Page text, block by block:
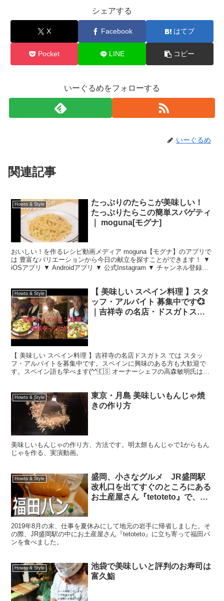
シェアする
X Facebook はてブ
Pocket LINE コピー
いーぐるめをフォローする
いーぐるめ
関連記事
Howto & Style
たっぷりのたらこが美味しい！
たっぷりたらこの簡単スパゲティ
｜ moguna[モグナ]
おいしい！を作るレシピ動画メディア moguna【モグナ】のアプリで
は 豊富なバリエーションから今日の献立を探すことができます！ ▼
iOSアプリ ▼ Androidアプリ ▼ 公式Instagram ▼ チャンネル登録は
Howto & Style
【 美味しい スペイン料理 】スタ
ッフ・アルバイト 募集中です💞
｜吉祥寺 の名店・ドスガトス｜
【 美味しい スペイン料理 】吉祥寺の名店ドスガトス では スタッ
フ・アルバイトを募集中です。スペインに興味のある方も大歓迎で
す。スペイン語も学べます(^^🇪🇸 オーナーシェフの高森敏明氏は
Howto & Style
東京・月島 美味しいもんじゃ焼
きの作り方
美味しいもんじゃの作り方、方法です。明太餅もんじゃで1からもん
じゃを作る、実演動画。
Howto & Style
盛岡、小さなグルメ JR盛岡駅
改札口を出てすぐのところにある
お土産屋さん『tetoteto』で、福
2019年8月の末、仕事を夏休みにして地元の岩手に帰省しました。そ
の際、JR盛岡駅の中にお土産屋さん『tetoteto』に立ち寄って福田パ
ンを食べました。
Howto & Style
池袋で美味しいと評判のお寿司は
富久鮨